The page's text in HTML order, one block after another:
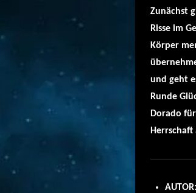
Zunächst
Risse im
Körper
und geht
Runde
Dorado
AUTOR: